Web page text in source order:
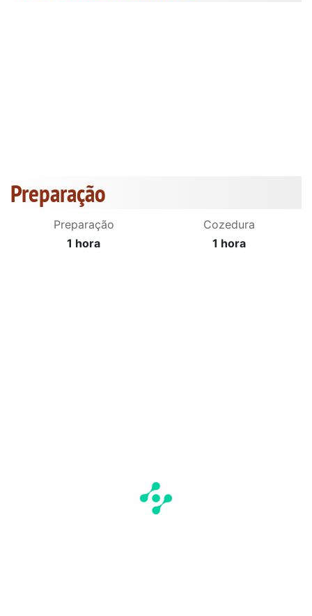
Preparação
Preparação
1 hora
Cozedura
1 hora